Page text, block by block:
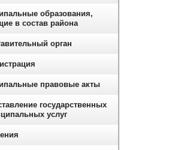
образования,
в состав района
орган
правовые акты
государственных
услуг